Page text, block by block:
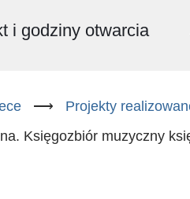
i godziny otwarcia
⟶ Projekty
Księgozbiór muzyczny